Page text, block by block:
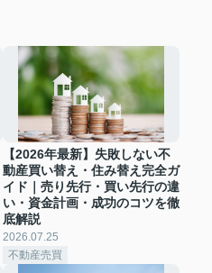
【2026年最新】失敗しない不
動産買い替え・住み替え完全ガ
イド｜売り先行・買い先行の違
い・資金計画・成功のコツを徹
底解説
2026.07.25
不動産売買